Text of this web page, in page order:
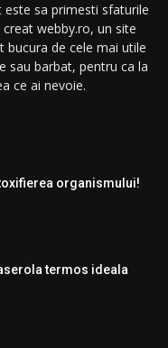
sa primesti sfaturile
webby.ro, un site
de cele mai utile
sau barbat, pentru ca la
ce ai nevoie.
organismului!
termos ideala